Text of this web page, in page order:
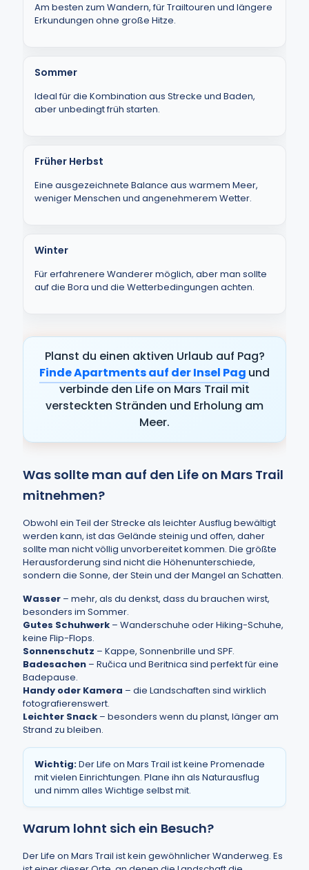
Am besten zum Wandern, für Trailtouren und längere
Erkundungen ohne große Hitze.
Sommer
Ideal für die Kombination aus Strecke und Baden,
aber unbedingt früh starten.
Früher Herbst
Eine ausgezeichnete Balance aus warmem Meer,
weniger Menschen und angenehmerem Wetter.
Winter
Für erfahrenere Wanderer möglich, aber man sollte
auf die Bora und die Wetterbedingungen achten.
Planst du einen aktiven Urlaub auf Pag?
Finde Apartments auf der Insel Pag und
verbinde den Life on Mars Trail mit
versteckten Stränden und Erholung am
Meer.
Was sollte man auf den Life on Mars Trail
mitnehmen?
Obwohl ein Teil der Strecke als leichter Ausflug bewältigt
werden kann, ist das Gelände steinig und offen, daher
sollte man nicht völlig unvorbereitet kommen. Die größte
Herausforderung sind nicht die Höhenunterschiede,
sondern die Sonne, der Stein und der Mangel an Schatten.
Wasser – mehr, als du denkst, dass du brauchen wirst,
besonders im Sommer.
Gutes Schuhwerk – Wanderschuhe oder Hiking-Schuhe,
keine Flip-Flops.
Sonnenschutz – Kappe, Sonnenbrille und SPF.
Badesachen – Ručica und Beritnica sind perfekt für eine
Badepause.
Handy oder Kamera – die Landschaften sind wirklich
fotografierenswert.
Leichter Snack – besonders wenn du planst, länger am
Strand zu bleiben.
Wichtig:Der Life on Mars Trail ist keine Promenade
mit vielen Einrichtungen. Plane ihn als Naturausflug
und nimm alles Wichtige selbst mit.
Warum lohnt sich ein Besuch?
Der Life on Mars Trail ist kein gewöhnlicher Wanderweg. Es